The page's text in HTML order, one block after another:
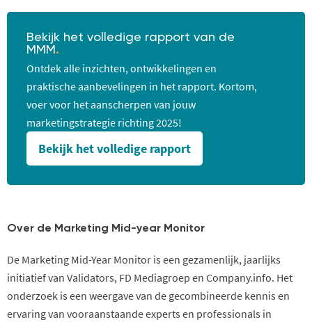
Bekijk het volledige rapport van de
MMM .
Ontdek alle inzichten, ontwikkelingen en
praktische aanbevelingen in het rapport. Kortom,
voer voor het aanscherpen van jouw
marketingstrategie richting 2025!
Bekijk het volledige rapport
Over de Marketing Mid-year Monitor
De Marketing Mid-Year Monitor is een gezamenlijk, jaarlijks
initiatief van Validators, FD Mediagroep en Company.info. Het
onderzoek is een weergave van de gecombineerde kennis en
ervaring van vooraanstaande experts en professionals in